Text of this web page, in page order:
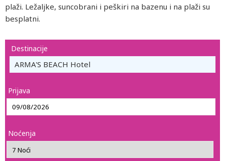
plaži. Ležaljke, suncobrani i peškiri na bazenu i na plaži su
besplatni.
Destinacije
ARMA'S BEACH Hotel
Prijava
Noćenja